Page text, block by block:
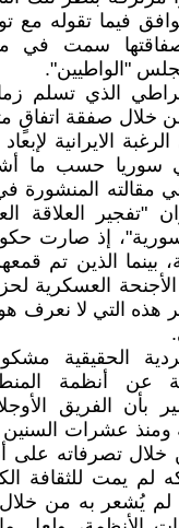
فيما تقوله مع
سمت في
"الواطيين".
الذي تسلم
خلال صفقة اتفاقٍ
الايرانية
في سوريا حسب ما
مقالته المنشورة
"تفجير العلاقة
إذ صارت
بينما الذين تم
العسكرية
هذه التي لا نعرف
الحقيقية
عن أنظمة
بأن الفريق
ومنذ عشرات
تصرفاته على
يمت للثقافة
يُشعر به من خلال